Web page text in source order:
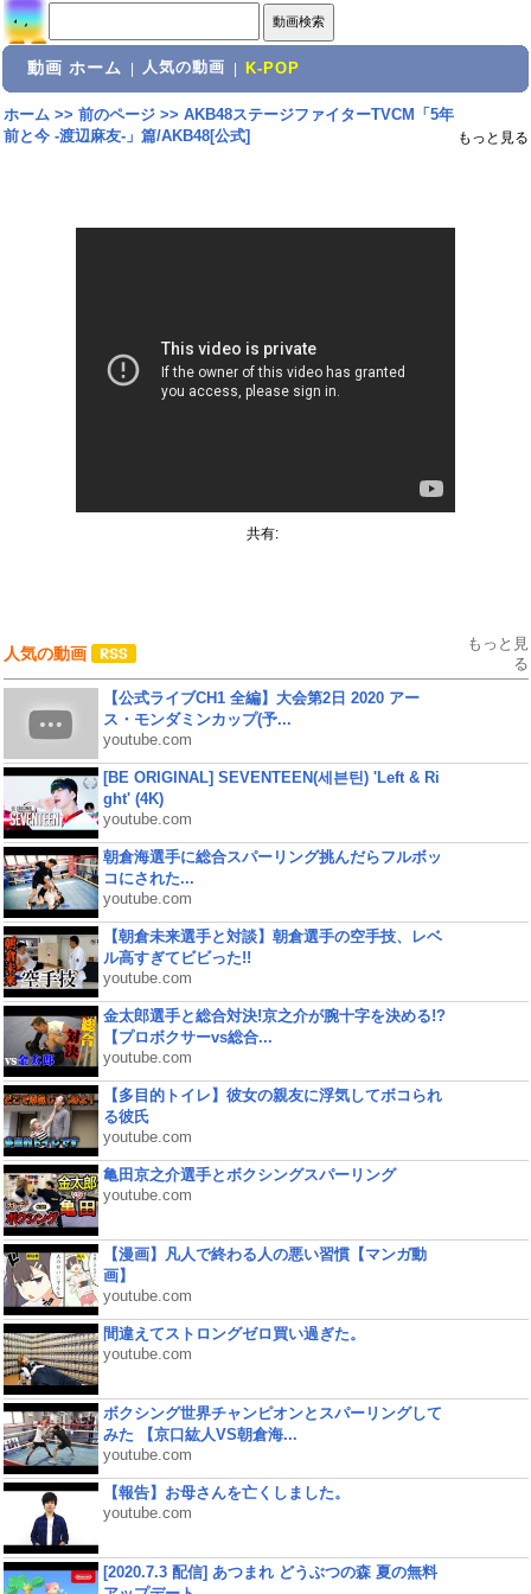
動画 ホーム 人気の動画 K-POP
ホーム>> 前のページ>> AKB48ステージファイターTVCM「5年
前と今 -渡辺麻友-」篇/AKB48[公式]
もっと見る
共有:
人気の動画
もっと見
る
【公式ライブCH1 全編】大会第2日 2020 アー
ス・モンダミンカップ(予...
youtube.com
[BE ORIGINAL] SEVENTEEN(세븐틴) 'Left & Ri
ght' (4K)
youtube.com
朝倉海選手に総合スパーリング挑んだらフルボッ
コにされた...
youtube.com
【朝倉未来選手と対談】朝倉選手の空手技、レベ
ル高すぎてビビった!!
youtube.com
金太郎選手と総合対決!京之介が腕十字を決める!?
【プロボクサーvs総合...
youtube.com
【多目的トイレ】彼女の親友に浮気してボコられ
る彼氏
youtube.com
亀田京之介選手とボクシングスパーリング
youtube.com
【漫画】凡人で終わる人の悪い習慣【マンガ動
画】
youtube.com
間違えてストロングゼロ買い過ぎた。
youtube.com
ボクシング世界チャンピオンとスパーリングして
みた 【京口紘人VS朝倉海...
youtube.com
【報告】お母さんを亡くしました。
youtube.com
[2020.7.3 配信] あつまれ どうぶつの森 夏の無料